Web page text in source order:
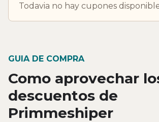
Todavia no hay cupones
GUIA DE COMPRA
Como aprovechar
descuentos de
Primmeshiper